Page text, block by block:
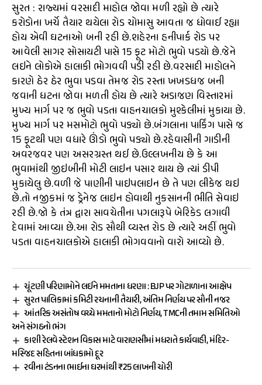
સુરત : રાજ્યમાં વરસાદી માહોલ જોવા મળી રહ્યો છે ત્યારે
કરોડોના ખર્ચે તૈયાર થયેલા રોડ ચોમાસુ આવતા જ ધોવાઈ રહ્યા
હોય એવી ઘટનાઓ બની રહી છે.શહેરના હનીપાર્ક રોડ પર
આવેલી સાગર સોસાયટી પાસે 15 ફૂટ મોટો ભુવો પડયો છે.જેને
લઇને લોકોએ હાલાકી ભોગવવી પડી રહી છે.વરસાદી માહોલને
કારણે ઠેર ઠેર ભુવા પડવા તેમજ રોડ રસ્તા ખખડધજ બની
જવાની ધટના જોવા મળતી હોય છે ત્યારે અડાજણ વિસ્તારમાં
મુખ્ય માર્ગ પર જ ભુવો પડતા વાહનચાલકો મુશ્કેલીમાં મુકાયા છે.
મુખ્ય માર્ગ પર મસમોટો ભુવો પડ્યો છે.બંગલાના પાર્કિંગ પાસે જ
15 ફૂટથી પણ વધારે ઊંડો ભુવો પડ્યો છે.રહેવાસીની ગાડીની
અવરજવર પણ અસરગ્રસ્ત થઈ છે.ઉલ્લખનીય છે કે આ
ભુવામાંથી જીઇબીની મોટી લાઇન પસાર થાય છે ત્યાં ડીપી
મુકાયેલુ છે.વળી જે પાણીની પાઇપલાઇન છે તે પણ લીકેજ થઇ
છે.તો નજીકમાં જ ડ્રેનેજ લાઇન હોવાથી નુકસાનની ભીતિ સેવાઇ
રહી છે.જો કે તંત્ર દ્વારા સાવચેતીના પગલારૂપે બેરિકેડ લગાવી
દેવામાં આવ્યા છે.આ રોડ સૌથી વ્યસ્ત રોડ છે ત્યારે અહીં ભુવો
પડતા વાહનચાલકોએ હાલાકી ભોગવવાનો વારો આવ્યો છે.
ચૂંટણી પરિણામોને લઈને મમતાના ધરણા : BJP પર ગોટાળાના આક્ષેપ
સુરત પાલિકામાં કમિટી રચનાની તૈયારી, અંતિમ નિર્ણય પર સૌની નજર
આંતરિક અસંતોષ વચ્ચે મમતાનો મોટો નિર્ણય, TMCની તમામ સમિતિઓ
અને સંગઠનો ભંગ
કાશી રેલવે સ્ટેશન વિકાસ માટે વારાણસીમાં મધરાતે કાર્યવાહી, મંદિર-
મસ્જિદ સહિતના બાંધકામો દૂર
રવીના ટંડનના ભાઈના ઘરમાંથી ₹25 લાખની ચોરી